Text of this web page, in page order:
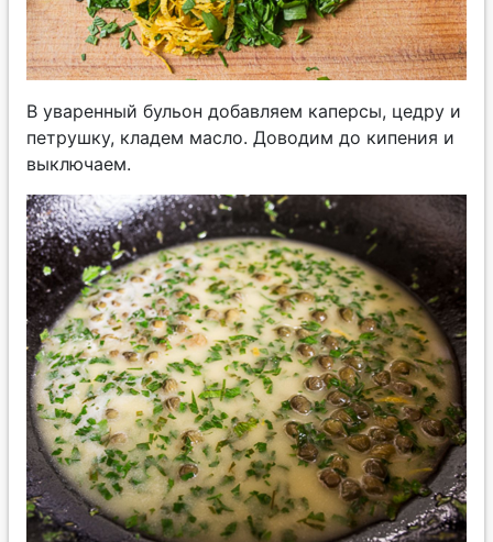
В уваренный бульон добавляем каперсы, цедру и
петрушку, кладем масло. Доводим до кипения и
выключаем.